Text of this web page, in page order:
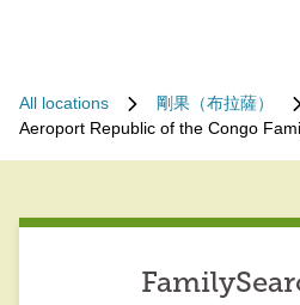
All locations 剛果（布拉薩）
Aeroport Republic of the Congo